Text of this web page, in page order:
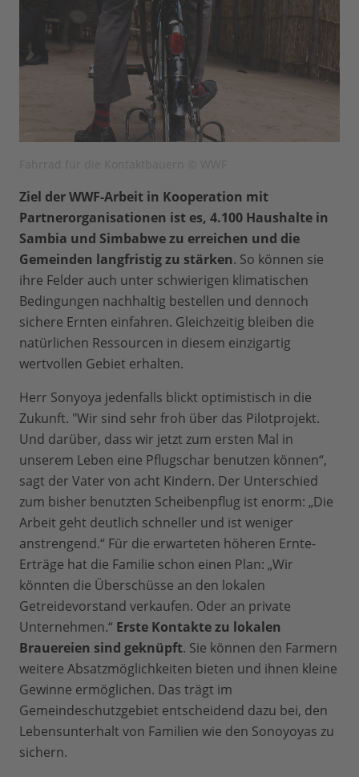
Ziel der WWF-Arbeit in Kooperation mit
Partnerorganisationen ist es, 4.100 Haushalte in
Sambia und Simbabwe zu erreichen und die
Gemeinden langfristig zu stärken. So können sie
ihre Felder auch unter schwierigen klimatischen
Bedingungen nachhaltig bestellen und dennoch
sichere Ernten einfahren. Gleichzeitig bleiben die
natürlichen Ressourcen in diesem einzigartig
wertvollen Gebiet erhalten.
Herr Sonyoya jedenfalls blickt optimistisch in die
Zukunft. "Wir sind sehr froh über das Pilotprojekt.
Und darüber, dass wir jetzt zum ersten Mal in
unserem Leben eine Pflugschar benutzen können“,
sagt der Vater von acht Kindern. Der Unterschied
zum bisher benutzten Scheibenpflug ist enorm: „Die
Arbeit geht deutlich schneller und ist weniger
anstrengend.“ Für die erwarteten höheren Ernte-
Erträge hat die Familie schon einen Plan: „Wir
könnten die Überschüsse an den lokalen
Getreidevorstand verkaufen. Oder an private
Unternehmen.“ Erste Kontakte zu lokalen
Brauereien sind geknüpft. Sie können den Farmern
weitere Absatzmöglichkeiten bieten und ihnen kleine
Gewinne ermöglichen. Das trägt im
Gemeindeschutzgebiet entscheidend dazu bei, den
Lebensunterhalt von Familien wie den Sonoyoyas zu
sichern.